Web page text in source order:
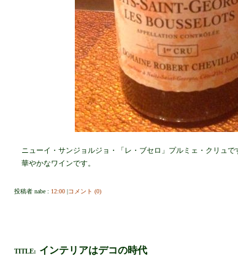
ニューイ・サンジョルジョ・「レ・ブセロ」プルミェ・クリュで
華やかなワインです。
投稿者 nabe : 12:00|コメント (0)
TITLE: インテリアはデコの時代